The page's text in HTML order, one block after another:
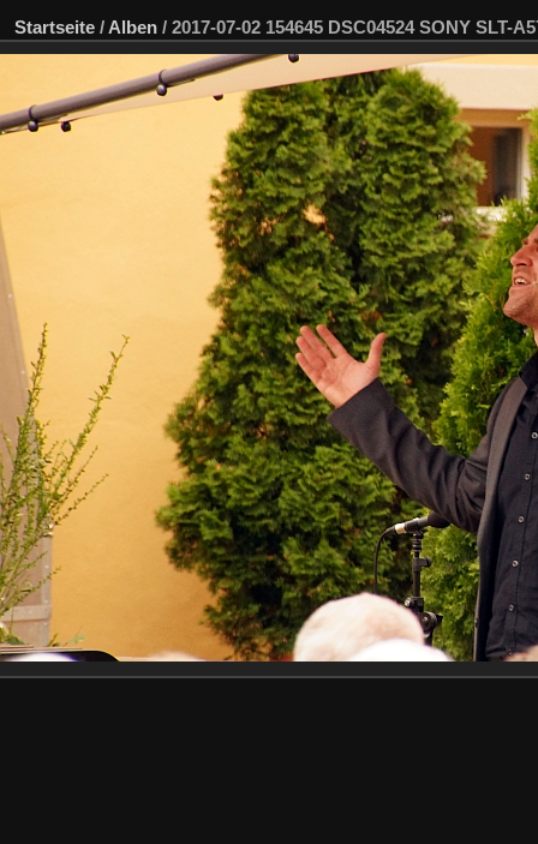
Startseite / Alben / 2017-07-02 154645 DSC04524 SONY SLT-